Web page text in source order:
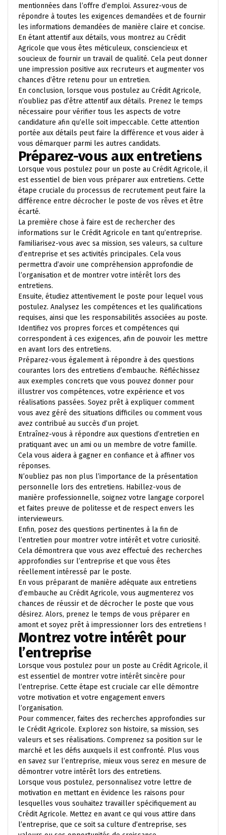
mentionnées dans l’offre d’emploi. Assurez-vous de
répondre à toutes les exigences demandées et de fournir
les informations demandées de manière claire et concise.
En étant attentif aux détails, vous montrez au Crédit
Agricole que vous êtes méticuleux, consciencieux et
soucieux de fournir un travail de qualité. Cela peut donner
une impression positive aux recruteurs et augmenter vos
chances d’être retenu pour un entretien.
En conclusion, lorsque vous postulez au Crédit Agricole,
n’oubliez pas d’être attentif aux détails. Prenez le temps
nécessaire pour vérifier tous les aspects de votre
candidature afin qu’elle soit impeccable. Cette attention
portée aux détails peut faire la différence et vous aider à
vous démarquer parmi les autres candidats.
Préparez-vous aux entretiens
Lorsque vous postulez pour un poste au Crédit Agricole, il
est essentiel de bien vous préparer aux entretiens. Cette
étape cruciale du processus de recrutement peut faire la
différence entre décrocher le poste de vos rêves et être
écarté.
La première chose à faire est de rechercher des
informations sur le Crédit Agricole en tant qu’entreprise.
Familiarisez-vous avec sa mission, ses valeurs, sa culture
d’entreprise et ses activités principales. Cela vous
permettra d’avoir une compréhension approfondie de
l’organisation et de montrer votre intérêt lors des
entretiens.
Ensuite, étudiez attentivement le poste pour lequel vous
postulez. Analysez les compétences et les qualifications
requises, ainsi que les responsabilités associées au poste.
Identifiez vos propres forces et compétences qui
correspondent à ces exigences, afin de pouvoir les mettre
en avant lors des entretiens.
Préparez-vous également à répondre à des questions
courantes lors des entretiens d’embauche. Réfléchissez
aux exemples concrets que vous pouvez donner pour
illustrer vos compétences, votre expérience et vos
réalisations passées. Soyez prêt à expliquer comment
vous avez géré des situations difficiles ou comment vous
avez contribué au succès d’un projet.
Entraînez-vous à répondre aux questions d’entretien en
pratiquant avec un ami ou un membre de votre famille.
Cela vous aidera à gagner en confiance et à affiner vos
réponses.
N’oubliez pas non plus l’importance de la présentation
personnelle lors des entretiens. Habillez-vous de
manière professionnelle, soignez votre langage corporel
et faites preuve de politesse et de respect envers les
intervieweurs.
Enfin, posez des questions pertinentes à la fin de
l’entretien pour montrer votre intérêt et votre curiosité.
Cela démontrera que vous avez effectué des recherches
approfondies sur l’entreprise et que vous êtes
réellement intéressé par le poste.
En vous préparant de manière adéquate aux entretiens
d’embauche au Crédit Agricole, vous augmenterez vos
chances de réussir et de décrocher le poste que vous
désirez. Alors, prenez le temps de vous préparer en
amont et soyez prêt à impressionner lors des entretiens !
Montrez votre intérêt pour
l’entreprise
Lorsque vous postulez pour un poste au Crédit Agricole, il
est essentiel de montrer votre intérêt sincère pour
l’entreprise. Cette étape est cruciale car elle démontre
votre motivation et votre engagement envers
l’organisation.
Pour commencer, faites des recherches approfondies sur
le Crédit Agricole. Explorez son histoire, sa mission, ses
valeurs et ses réalisations. Comprenez sa position sur le
marché et les défis auxquels il est confronté. Plus vous
en savez sur l’entreprise, mieux vous serez en mesure de
démontrer votre intérêt lors des entretiens.
Lorsque vous postulez, personnalisez votre lettre de
motivation en mettant en évidence les raisons pour
lesquelles vous souhaitez travailler spécifiquement au
Crédit Agricole. Mettez en avant ce qui vous attire dans
l’entreprise, que ce soit sa culture d’entreprise, ses